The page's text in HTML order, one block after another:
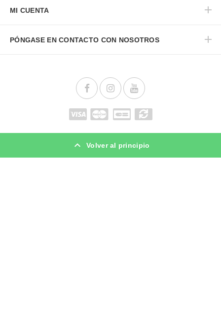
MI CUENTA
PÓNGASE EN CONTACTO CON NOSOTROS
Volver al principio